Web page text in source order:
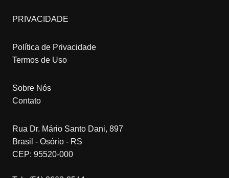
PRIVACIDADE
Política de Privacidade
Termos de Uso
Sobre Nós
Contato
Rua Dr. Mário Santo Dani, 897
Brasil - Osório - RS
CEP: 95520-000